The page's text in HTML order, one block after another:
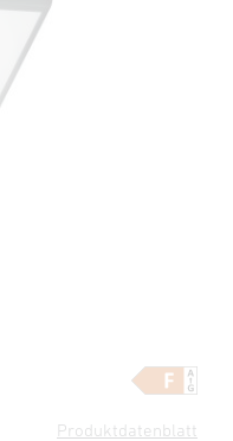
Produktdatenblatt